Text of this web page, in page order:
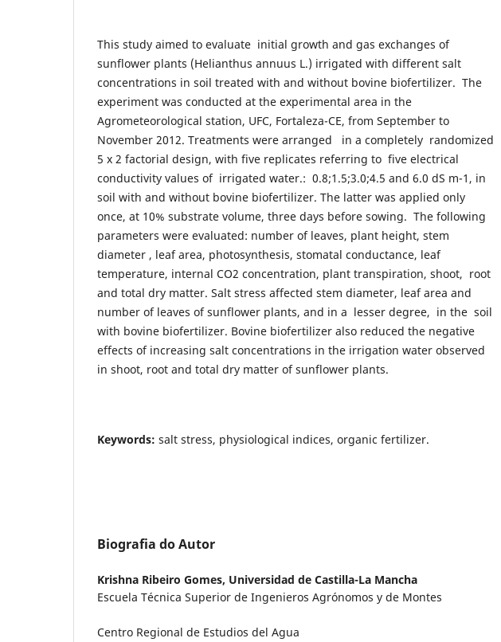
This study aimed to evaluate initial growth and gas exchanges of
sunflower plants (Helianthus annuus L.) irrigated with different salt
concentrations in soil treated with and without bovine biofertilizer. The
experiment was conducted at the experimental area in the
Agrometeorological station, UFC, Fortaleza-CE, from September to
November 2012. Treatments were arranged in a completely randomized
5 x 2 factorial design, with five replicates referring to five electrical
conductivity values of irrigated water.: 0.8;1.5;3.0;4.5 and 6.0 dS m-1, in
soil with and without bovine biofertilizer. The latter was applied only
once, at 10% substrate volume, three days before sowing. The following
parameters were evaluated: number of leaves, plant height, stem
diameter , leaf area, photosynthesis, stomatal conductance, leaf
temperature, internal CO2 concentration, plant transpiration, shoot, root
and total dry matter. Salt stress affected stem diameter, leaf area and
number of leaves of sunflower plants, and in a lesser degree, in the soil
with bovine biofertilizer. Bovine biofertilizer also reduced the negative
effects of increasing salt concentrations in the irrigation water observed
in shoot, root and total dry matter of sunflower plants.
Keywords: salt stress, physiological indices, organic fertilizer.
Biografia do Autor
Krishna Ribeiro Gomes, Universidad de Castilla-La Mancha
Escuela Técnica Superior de Ingenieros Agrónomos y de Montes
Centro Regional de Estudios del Agua